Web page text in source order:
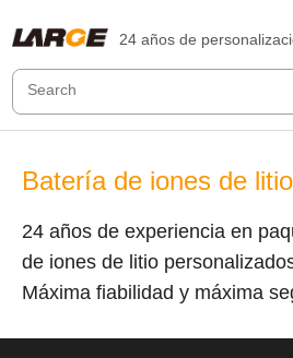
24 años de
Batería de iones de
24 años de experiencia en
de iones de litio
Máxima fiabilidad y máxima